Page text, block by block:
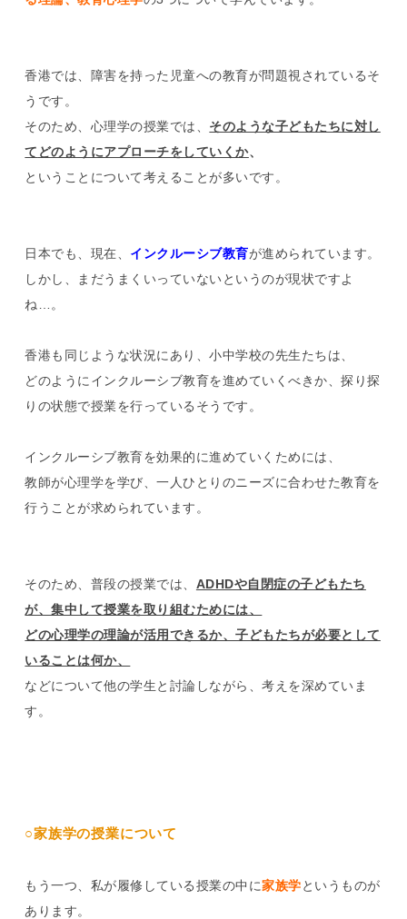
香港では、障害を持った児童への教育が問題視されているそ
うです。
そのため、心理学の授業では、 そのような子どもたちに対し
て どのようにアプローチをしていくか、
ということについて考えることが多いです。
日本でも、現在、 インクルーシブ教育が進められています。
しかし、まだうまくいっていないというのが現状ですよ
ね…。
香港も同じような状況にあり、小中学校の先生たちは、
どのようにインクルーシブ教育を進めていくべきか、探り探
りの状態で授業を行っているそうです。
インクルーシブ教育を効果的に進めていくためには、
教師が心理学を学び、一人ひとりのニーズに合わせた教育を
行うことが求められています。
そのため、普段の授業では、 ADHDや自閉症の子どもたち
が、集中して授業を取り組むためには、
どの心理学の理論が活用できるか、子どもたちが必要として
いることは何か、
などについて他の学生と討論しながら、考えを深めていま
す。
○家族学の授業について
もう一つ、私が履修している授業の中に家族学というものが
あります。